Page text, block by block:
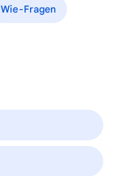
Wie-Fragen